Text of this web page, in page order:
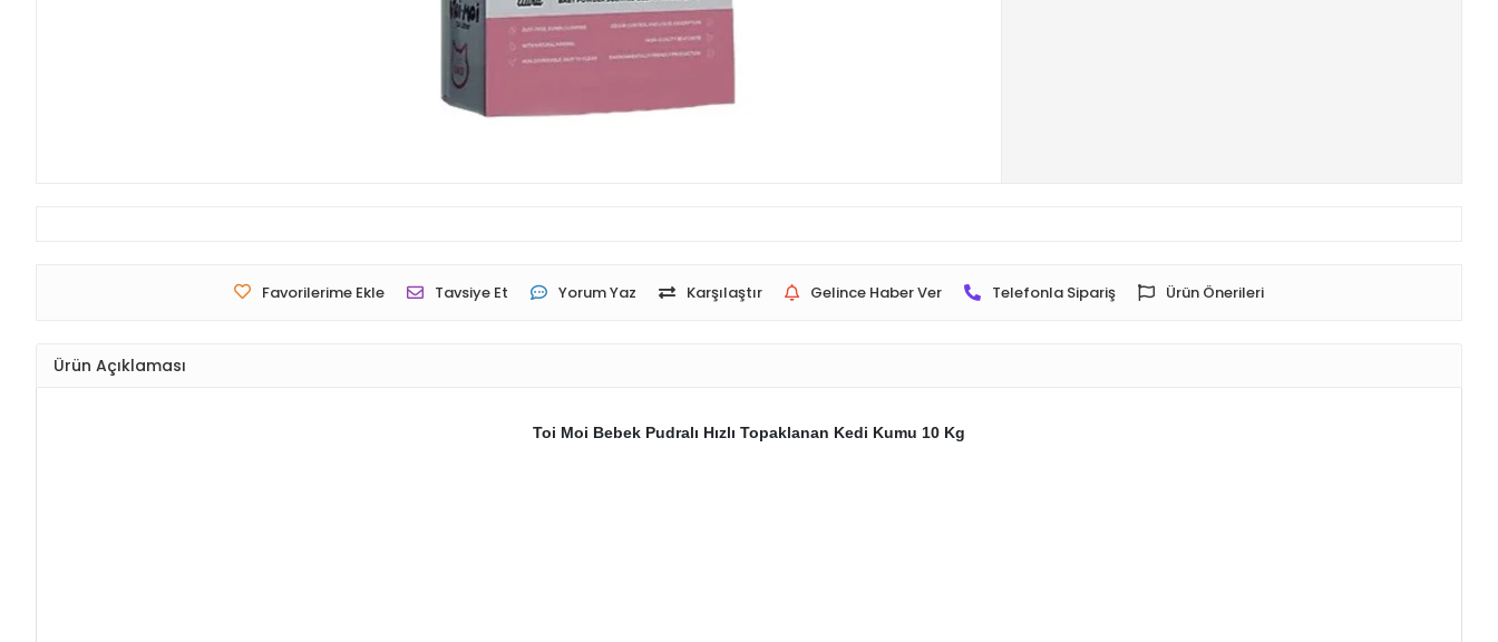
Favorilerime Ekle Tavsiye Et Yorum Yaz Karşılaştır Gelince Haber Ver Telefonla Sipariş Ürün Önerileri
Ürün Açıklaması
Toi Moi Bebek Pudralı Hızlı Topaklanan Kedi Kumu 10 Kg